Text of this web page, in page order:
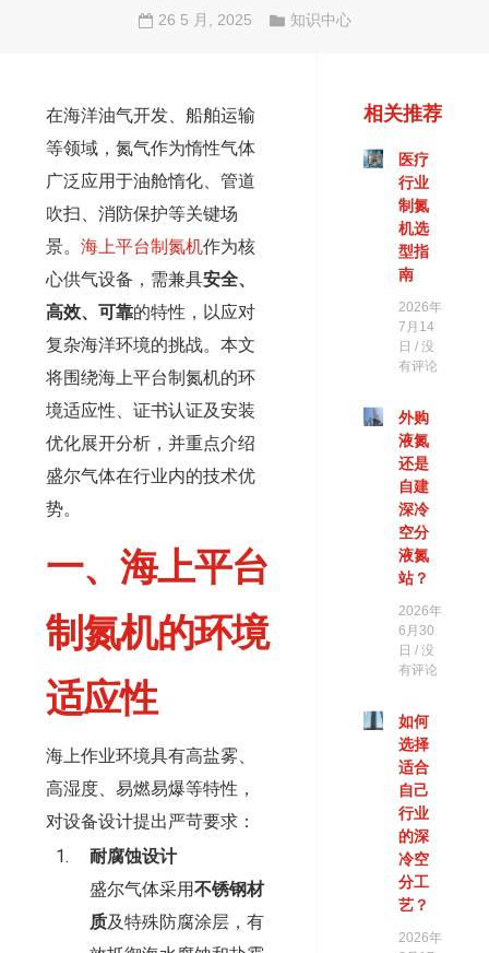
26 5 月, 2025 知识中心
在海洋油气开发、船舶运输
等领域，氮气作为惰性气体
广泛应用于油舱惰化、管道
吹扫、消防保护等关键场
景。 海上平台制氮机作为核
心供气设备，需兼具安全、
高效、可靠的特性，以应对
复杂海洋环境的挑战。本文
将围绕海上平台制氮机的环
境适应性、证书认证及安装
优化展开分析，并重点介绍
盛尔气体在行业内的技术优
势。
一、海上平台
制氮机的环境
适应性
海上作业环境具有高盐雾、
高湿度、易燃易爆等特性，
对设备设计提出严苛要求：
耐腐蚀设计
盛尔气体采用不锈钢材
质及特殊防腐涂层，有
相关推荐
医疗
行业
制氮
机选
型指
南
2026年
7月14
日 没
有评论
外购
液氮
还是
自建
深冷
空分
液氮
站？
2026年
6月30
日 没
有评论
如何
选择
适合
自己
行业
的深
冷空
分工
艺？
2026年